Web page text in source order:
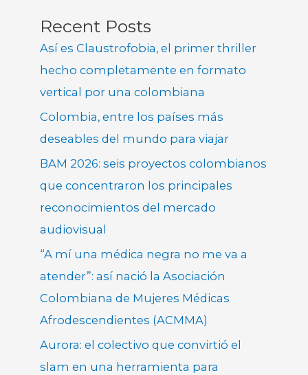
Recent Posts
Así es Claustrofobia, el primer thriller
hecho completamente en formato
vertical por una colombiana
Colombia, entre los países más
deseables del mundo para viajar
BAM 2026: seis proyectos colombianos
que concentraron los principales
reconocimientos del mercado
audiovisual
“A mí una médica negra no me va a
atender”: así nació la Asociación
Colombiana de Mujeres Médicas
Afrodescendientes (ACMMA)
Aurora: el colectivo que convirtió el
slam en una herramienta para